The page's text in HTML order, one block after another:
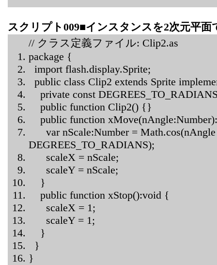
スクリプト009■インスタンスを2次元平
// クラス定義ファイル: Clip2.as
package {
import flash.display.Sprite;
public class Clip2 extends Sprite
private const
public function Clip2() {}
public function
var nScale:Number =
DEGREES_TO_RADIANS);
scaleX = nScale;
scaleY = nScale;
}
public function xStop():void {
scaleX = 1;
scaleY = 1;
}
}
}